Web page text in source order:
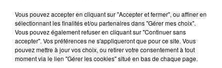
Base de loisirs de Vauchiron
: 9 Chemin de la Plage Charles
86 600 Lusignan
Jardins des Grands Prés: 86 270 La Roche-Posay
Vous pouvez accepter en cliquant sur "Accepter et fermer", ou affiner en
sélectionnant les finalités et/ou partenaires dans "Gérer mes choix".
Vous pouvez également refuser en cliquant sur "Continuer sans
accepter". Vos préférences ne s'appliqueront que pour ce site. Vous
pouvez mettre à jour vos choix, ou retirer votre consentement à tout
moment via le lien "Gérer les cookies" situé en bas de chaque page.